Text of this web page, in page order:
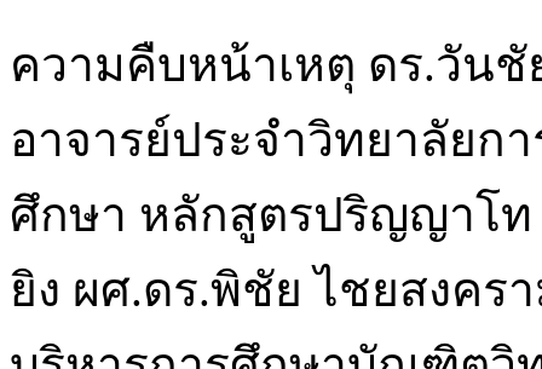
ความคืบหน้าเหตุ ดร.วัน
อาจารย์ประจำวิทยาลัยก
ศึกษา หลักสูตรปริญญาโ
ยิง ผศ.ดร.พิชัย ไชยสงคร